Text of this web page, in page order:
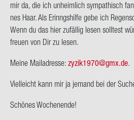
mir da, die ich un­heim­lich sym­pa­thisch
nes Haar. Als Er­inngs­hil­fe gebe ich
Wenn du das hier zu­fäl­lig lesen soll­test
freu­en von Dir zu lesen.
Meine Mail­adres­se: zyzik1970@gmx.de.
Viel­leicht kann mir ja je­mand bei der
Schö­nes Wo­chen­en­de!